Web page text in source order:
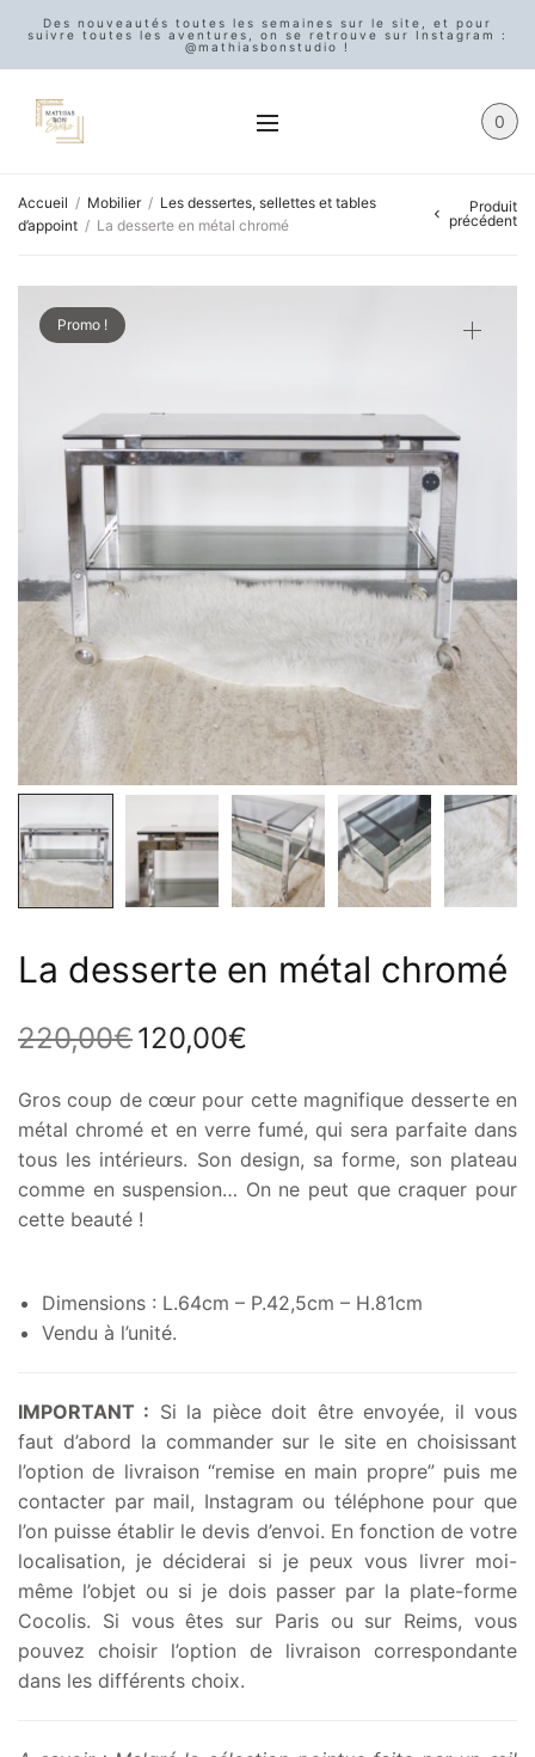
Des nouveautés toutes les semaines sur le site, et pour
suivre toutes les aventures, on se retrouve sur Instagram :
@mathiasbonstudio !
0
Accueil / Mobilier / Les dessertes, sellettes et tables
d’appoint / La desserte en métal chromé
Produit
précédent
Promo !
La desserte en métal chromé
220,00€ Le prix
220,00€.
120,00€
Gros coup de cœur pour cette magnifique desserte en
métal chromé et en verre fumé, qui sera parfaite dans
tous les intérieurs. Son design, sa forme, son plateau
comme en suspension… On ne peut que craquer pour
cette beauté !
Dimensions : L.64cm – P.42,5cm – H.81cm
Vendu à l’unité.
IMPORTANT : Si la pièce doit être envoyée, il vous
faut d’abord la commander sur le site en choisissant
l’option de livraison “remise en main propre” puis me
contacter par mail, Instagram ou téléphone pour que
l’on puisse établir le devis d’envoi. En fonction de votre
localisation, je déciderai si je peux vous livrer moi-
même l’objet ou si je dois passer par la plate-forme
Cocolis. Si vous êtes sur Paris ou sur Reims, vous
pouvez choisir l’option de livraison correspondante
dans les différents choix.